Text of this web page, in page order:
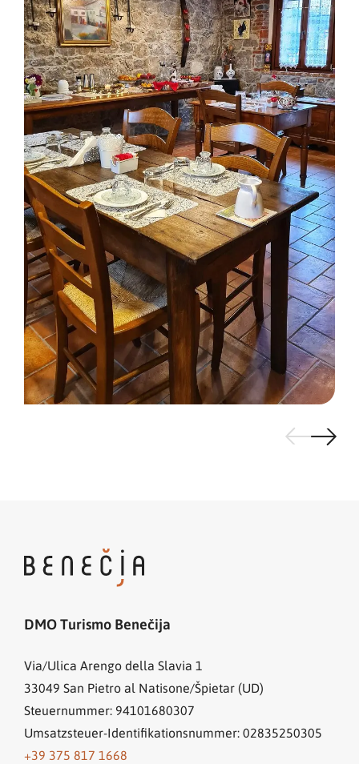
DMO Turismo Benečija
Via/Ulica Arengo della Slavia 1
33049 San Pietro al Natisone/Špietar (UD)
Steuernummer: 94101680307
Umsatzsteuer-Identifikationsnummer: 02835250305
+39 375 817 1668